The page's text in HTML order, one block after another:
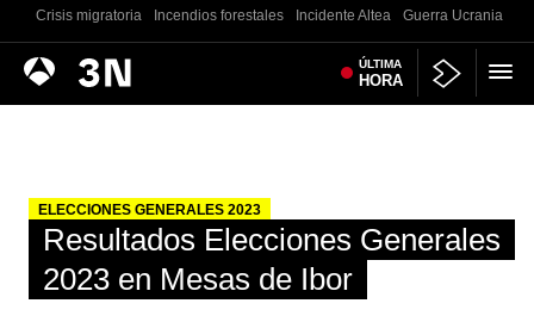
Crisis migratoria Incendios forestales Incidente Altea Guerra Ucrania
Antena
3
Noticias ÚLTIMA
HORA
ELECCIONES GENERALES 2023
Resultados Elecciones Generales
2023 en Mesas de Ibor